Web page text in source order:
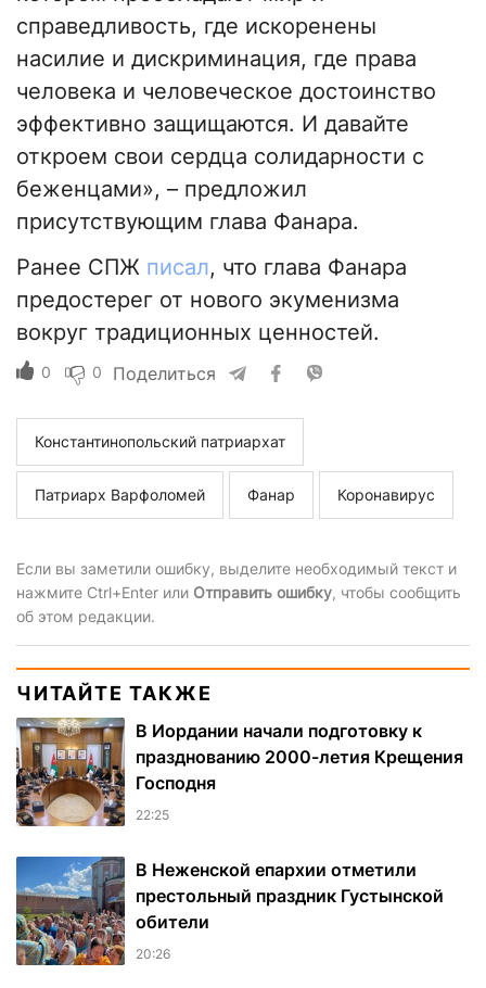
справедливость, где искоренены
насилие и дискриминация, где права
человека и человеческое достоинство
эффективно защищаются. И давайте
откроем свои сердца солидарности с
беженцами», – предложил
присутствующим глава Фанара.
Ранее СПЖ писал, что глава Фанара
предостерег от нового экуменизма
вокруг традиционных ценностей.
0 0 Поделиться
Константинопольский патриархат
Патриарх Варфоломей Фанар Коронавирус
Если вы заметили ошибку, выделите необходимый текст и
нажмите Ctrl+Enter или Отправить ошибку, чтобы сообщить
об этом редакции.
ЧИТАЙТЕ ТАКЖЕ
В Иордании начали подготовку к
празднованию 2000-летия Крещения
Господня
22:25
В Неженской епархии отметили
престольный праздник Густынской
обители
20:26